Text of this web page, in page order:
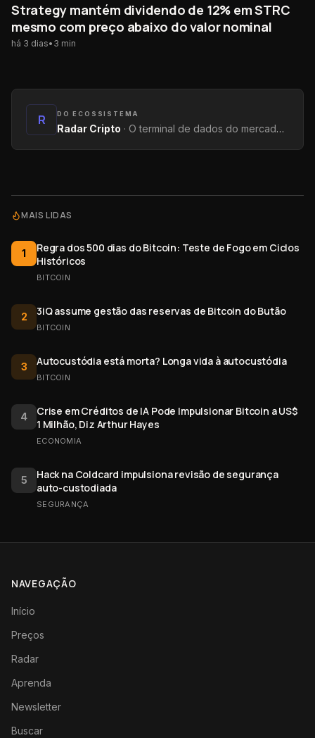
Strategy mantém dividendo de 12% em STRC
mesmo com preço abaixo do valor nominal
há 3 dias• 3 min
R DO ECOSSISTEMA
Radar Cripto · O terminal de dados do mercado: métricas on-chain, yields, captações e tendências.
MAIS LIDAS
1
Regra dos 500 dias do Bitcoin: Teste de Fogo em Ciclos
Históricos
BITCOIN
2 3iQ assume gestão das reservas de Bitcoin do Butão
BITCOIN
3 Autocustódia está morta? Longa vida à autocustódia
BITCOIN
4
Crise em Créditos de IA Pode Impulsionar Bitcoin a US$
1 Milhão, Diz Arthur Hayes
ECONOMIA
5
Hack na Coldcard impulsiona revisão de segurança
auto-custodiada
SEGURANÇA
NAVEGAÇÃO
Início
Preços
Radar
Aprenda
Newsletter
Buscar